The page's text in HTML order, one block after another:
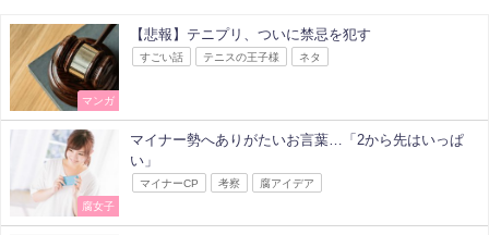
マンガ
【悲報】テニプリ、ついに禁忌を犯す
すごい話 テニスの王子様 ネタ
腐女子
マイナー勢へありがたいお言葉…「2から先はいっぱ
い」
マイナーCP 考察 腐アイデア